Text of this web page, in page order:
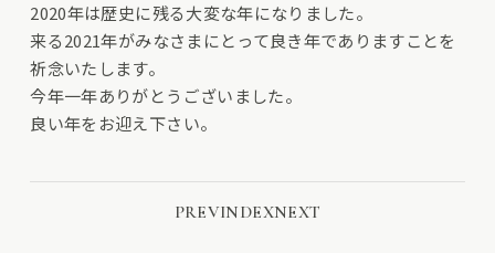
2020年は歴史に残る大変な年になりました。
来る2021年がみなさまにとって良き年でありますことを
祈念いたします。
今年一年ありがとうございました。
良い年をお迎え下さい。
PREVINDEXNEXT